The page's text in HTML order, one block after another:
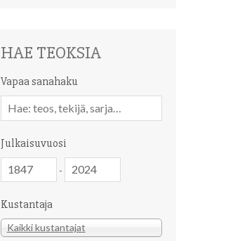
HAE TEOKSIA
Vapaa sanahaku
sanahaku
Julkaisuvuosi
-
Kustantaja
Kustantaja
Kaikki kustantajat